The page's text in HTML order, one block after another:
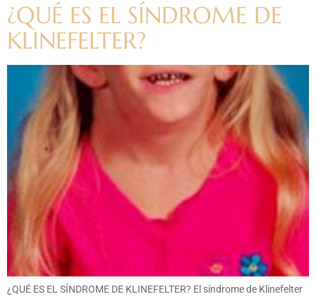
¿QUÉ ES EL SÍNDROME DE
KLINEFELTER?
¿QUÉ ES EL SÍNDROME DE KLINEFELTER? El síndrome de Klinefelter